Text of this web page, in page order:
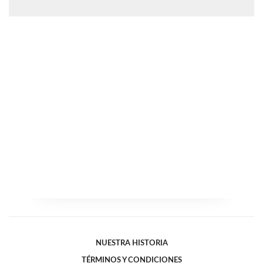
NUESTRA HISTORIA
TÉRMINOS Y CONDICIONES